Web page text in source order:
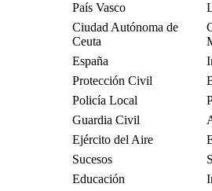
País Vasco
Ciudad Autónoma de
Ceuta
España
Protección Civil
Policía Local
Guardia Civil
Ejército del Aire
Sucesos
Educación